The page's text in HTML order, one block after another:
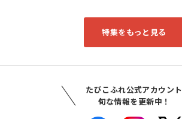
特集をもっと見る
たびこふれ公式アカウント
旬な情報を更新中！